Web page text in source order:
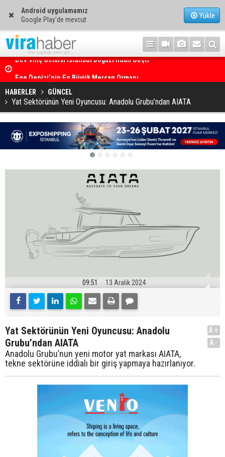
Android uygulamamız
Google Play'de mevcut
Yükle
HABERLER GÜNCEL
Yat Sektörünün Yeni Oyuncusu: Anadolu Grubu’ndan AIATA
09:51 13 Aralık 2024
Yat Sektörünün Yeni Oyuncusu: Anadolu
Grubu’ndan AIATA
Anadolu Grubu’nun yeni motor yat markası AIATA,
tekne sektörüne iddialı bir giriş yapmaya hazırlanıyor.
A+
A-